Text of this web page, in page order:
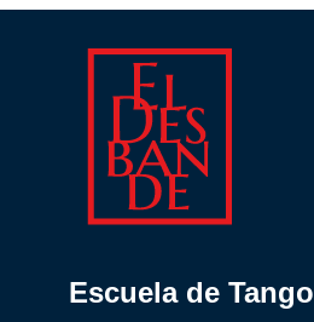
Escuela de Tango